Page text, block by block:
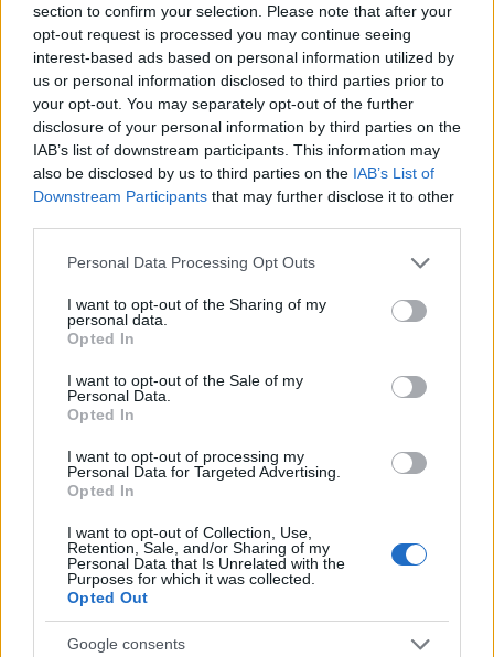
section to confirm your selection. Please note that after your
opt-out request is processed you may continue seeing
interest-based ads based on personal information utilized by
us or personal information disclosed to third parties prior to
your opt-out. You may separately opt-out of the further
disclosure of your personal information by third parties on the
IAB’s list of downstream participants. This information may
also be disclosed by us to third parties on the IAB’s List of
Downstream Participants that may further disclose it to other
Please note that this website/app uses one or more Google
not limited to your visit or usage behaviour. You may click to
grant or deny consent to Google and its third-party tags to
use your data for below specified purposes in below Google
consent section.
Personal Data Processing Opt Outs
I want to opt-out of the Sharing of my
personal data.
Opted In
I want to opt-out of the Sale of my
Personal Data.
Opted In
I want to opt-out of processing my
Personal Data for Targeted Advertising.
Opted In
I want to opt-out of Collection, Use,
Retention, Sale, and/or Sharing of my
Personal Data that Is Unrelated with the
Purposes for which it was collected.
Opted Out
Google consents
εφιαλτικά καθώς από τη μια προσπαθούσε να
κρατήσει στην επιφάνεια της θάλασσας τον
15χρονο που αιμορραγούσε και από την άλλη να
κάνει σήμα στον χειριστή του σκάφους να τον
βοηθήσει για να τον μεταφέρουν στη στεριά. Όπως
είπε ο 20χρονος το μόνο που κατάφερε να πει ο
Θοδωρής τα πρώτα λεπτά μετά το ατύχημα ήταν